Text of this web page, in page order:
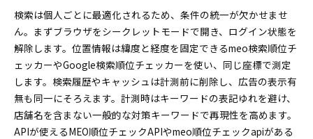
検索は個人ごとに最適化されるため、条件の統一が欠かせませ
ん。まずブラウザをシークレットモードで開き、ログイン状態を
解除します。位置情報は緯度と経度を固定できるmeo検索順位チ
ェッカーやGoogle検索順位チェッカーを使い、同じ座標で測定
します。検索履歴やキャッシュは計測前に削除し、広告の表示有
無も同一にそろえます。計測時はキーワードの表記ゆれを避け、
店舗名を含まない一般的な対策キーワードで再現性を高めます。
APIが使えるMEO順位チェックAPIやmeo順位チェックapiがある